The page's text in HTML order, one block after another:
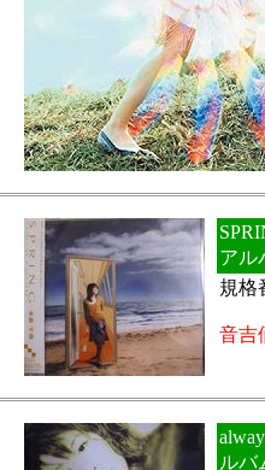
アル
規格
音吉
ルバ